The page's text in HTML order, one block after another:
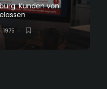
Kunden von
1975